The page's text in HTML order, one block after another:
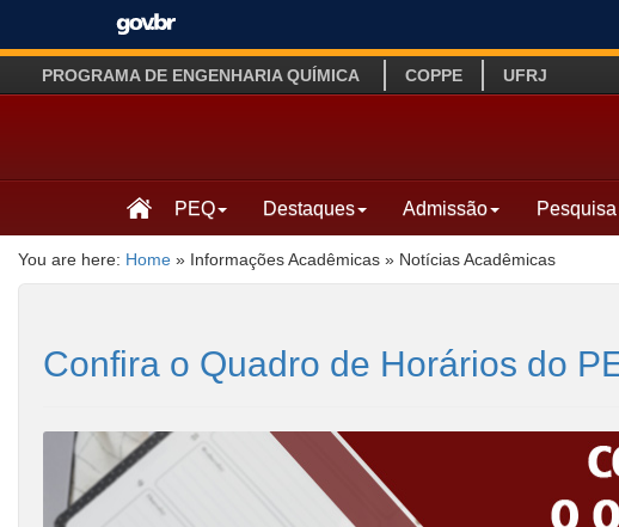
PROGRAMA DE ENGENHARIA QUÍMICA COPPE UFRJ
PEQ Destaques Admissão Pesquisa
You are here: Home » Informações Acadêmicas » Notícias Acadêmicas
Confira o Quadro de Horários do